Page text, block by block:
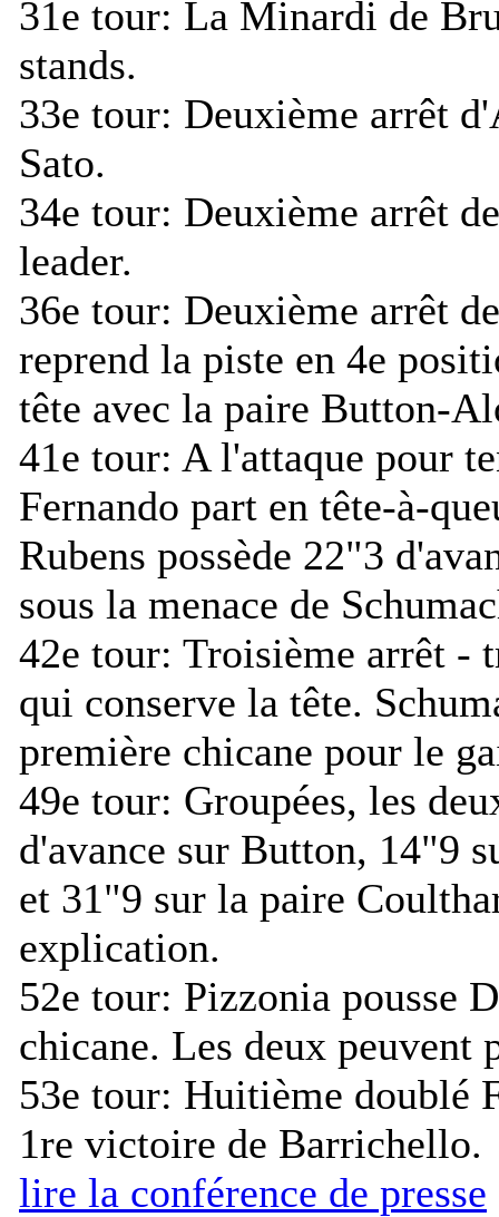
31e tour: La Minardi de
stands.
33e tour: Deuxième arrêt
Sato.
34e tour: Deuxième arrêt
leader.
36e tour: Deuxième arrêt
reprend la piste en 4e
tête avec la paire Button-
41e tour: A l'attaque pour
Fernando part en tête-à-
Rubens possède 22"3
sous la menace de
42e tour: Troisième arrêt -
qui conserve la tête.
première chicane pour le
49e tour: Groupées, les
d'avance sur Button, 14"9
et 31"9 sur la paire
explication.
52e tour: Pizzonia pousse
chicane. Les deux peuvent
53e tour: Huitième doublé
1re victoire de Barrichello.
lire la conférence de presse